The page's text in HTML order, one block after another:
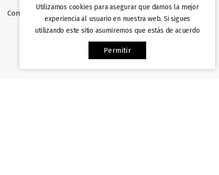
Contacto
Utilizamos cookies para asegurar que damos la mejor
experiencia al usuario en nuestra web. Si sigues
utilizando este sitio asumiremos que estás de acuerdo
Permitir
Afiliazon. Prohibida su copia. 2022